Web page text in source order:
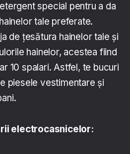
special pentru a da
tale preferate.
de țesătura hainelor tale și
hainelor, acestea fiind
10 spalari. Astfel, te bucuri
piesele vestimentare și
electrocasnicelor: